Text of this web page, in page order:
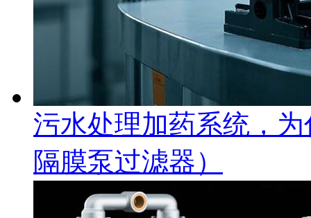
污水处理加药系统，
隔膜泵过滤器）